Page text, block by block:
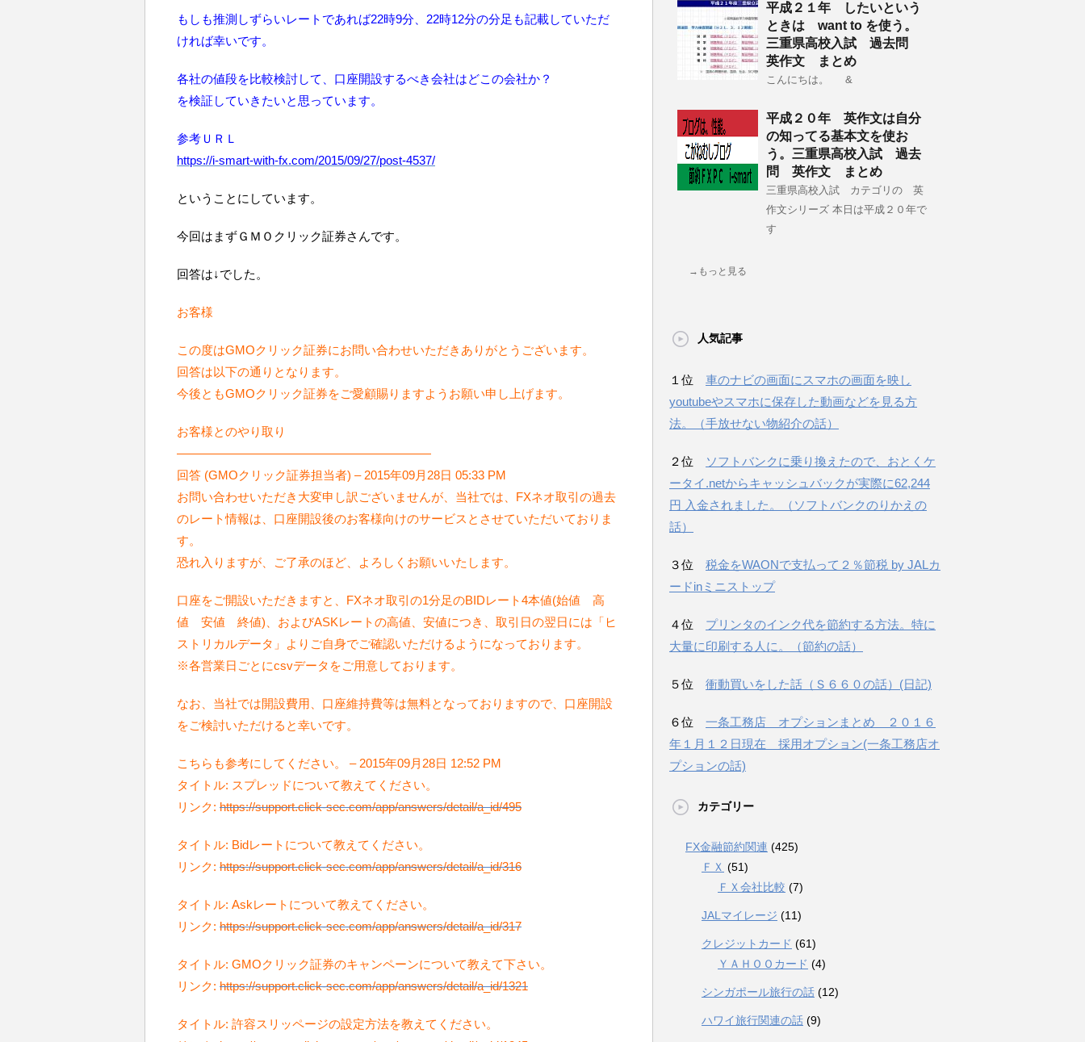
もしも推測しずらいレートであれば22時9分、22時12分の分足も記載していただ
ければ幸いです。
各社の値段を比較検討して、口座開設するべき会社はどこの会社か？
を検証していきたいと思っています。
参考ＵＲＬ
https://i-smart-with-fx.com/2015/09/27/post-4537/
ということにしています。
今回はまずＧＭＯクリック証券さんです。
回答は↓でした。
お客様
この度はGMOクリック証券にお問い合わせいただきありがとうございます。
回答は以下の通りとなります。
今後ともGMOクリック証券をご愛顧賜りますようお願い申し上げます。
お客様とのやり取り
—————————————————————
回答 (GMOクリック証券担当者) – 2015年09月28日 05:33 PM
お問い合わせいただき大変申し訳ございませんが、当社では、FXネオ取引の過去
のレート情報は、口座開設後のお客様向けのサービスとさせていただいておりま
す。
恐れ入りますが、ご了承のほど、よろしくお願いいたします。
口座をご開設いただきますと、FXネオ取引の1分足のBIDレート4本値(始値 高
値 安値 終値)、およびASKレートの高値、安値につき、取引日の翌日には「ヒ
ストリカルデータ」よりご自身でご確認いただけるようになっております。
※各営業日ごとにcsvデータをご用意しております。
なお、当社では開設費用、口座維持費等は無料となっておりますので、口座開設
をご検討いただけると幸いです。
こちらも参考にしてください。 – 2015年09月28日 12:52 PM
タイトル: スプレッドについて教えてください。
リンク: https://support.click-sec.com/app/answers/detail/a_id/495
タイトル: Bidレートについて教えてください。
リンク: https://support.click-sec.com/app/answers/detail/a_id/316
タイトル: Askレートについて教えてください。
リンク: https://support.click-sec.com/app/answers/detail/a_id/317
タイトル: GMOクリック証券のキャンペーンについて教えて下さい。
リンク: https://support.click-sec.com/app/answers/detail/a_id/1321
タイトル: 許容スリッページの設定方法を教えてください。
平成２１年 したいという
ときは want to を使う。
三重県高校入試 過去問
英作文 まとめ
こんにちは。 &
平成２０年 英作文は自分
の知ってる基本文を使お
う。三重県高校入試 過去
問 英作文 まとめ
三重県高校入試 カテゴリの 英
作文シリーズ 本日は平成２０年で
す
→もっと見る
人気記事
１位 車のナビの画面にスマホの画面を映し
youtubeやスマホに保存した動画などを見る方
法。（手放せない物紹介の話）
２位
ソフトバンクに乗り換えたので、おとくケ
ータイ.netからキャッシュバックが実際に62,244
円 入金されました。（ソフトバンクのりかえの
話）
３位 税金をWAONで支払って２％節税 by JALカ
ードinミニストップ
４位 プリンタのインク代を節約する方法。特に
大量に印刷する人に。（節約の話）
５位 衝動買いをした話（Ｓ６６０の話）(日記)
６位 一条工務店 オプションまとめ ２０１６
年１月１２日現在 採用オプション(一条工務店オ
プションの話)
カテゴリー
FX金融節約関連 (425)
ＦＸ (51)
ＦＸ会社比較 (7)
JALマイレージ (11)
クレジットカード (61)
ＹＡＨＯＯカード (4)
シンガポール旅行の話 (12)
ハワイ旅行関連の話 (9)